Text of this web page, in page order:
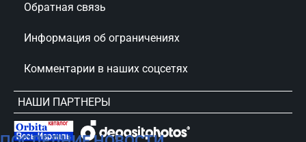
Обратная связь
Информация об ограничениях
Комментарии в наших соцсетях
НАШИ ПАРТНЕРЫ